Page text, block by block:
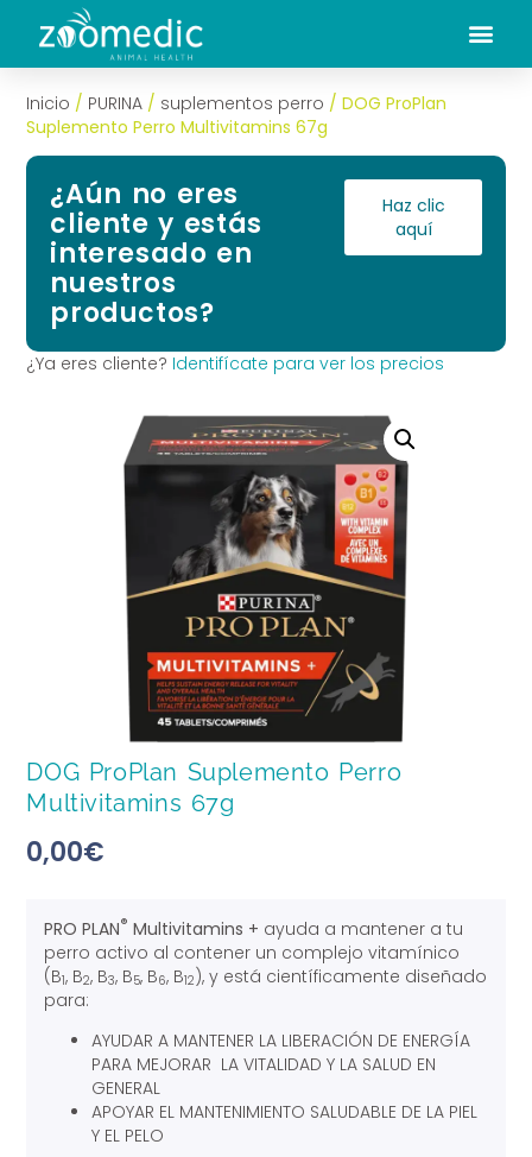
Inicio / PURINA / suplementos perro / DOG ProPlan
Suplemento Perro Multivitamins 67g
¿Aún no eres
cliente y estás
interesado en
nuestros
productos?
Haz clic
aquí
¿Ya eres cliente? Identifícate para ver los precios
DOG ProPlan Suplemento Perro
Multivitamins 67g
0,00€
PRO PLAN® Multivitamins + ayuda a mantener a tu
perro activo al contener un complejo vitamínico
(B1, B2, B3, B5, B6, B12), y está científicamente diseñado
para:
AYUDAR A MANTENER LA LIBERACIÓN DE ENERGÍA
PARA MEJORAR LA VITALIDAD Y LA SALUD EN
GENERAL
APOYAR EL MANTENIMIENTO SALUDABLE DE LA PIEL
Y EL PELO